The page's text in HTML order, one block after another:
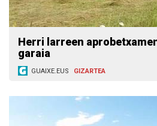
Herri larreen
garaia
GUAIXE.EUS GIZARTEA